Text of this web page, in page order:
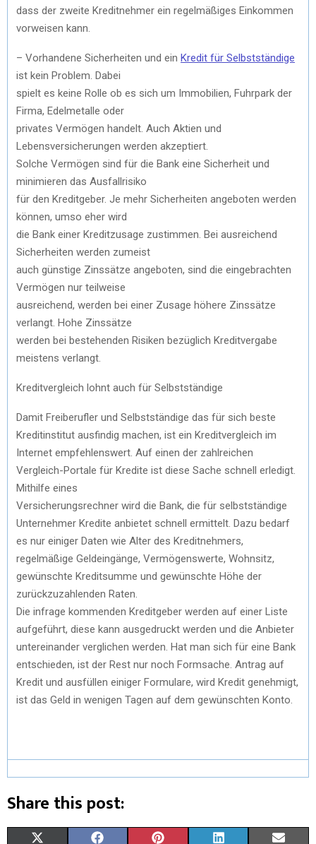
dass der zweite Kreditnehmer ein regelmäßiges Einkommen
vorweisen kann.
– Vorhandene Sicherheiten und ein Kredit für Selbstständige
ist kein Problem. Dabei
spielt es keine Rolle ob es sich um Immobilien, Fuhrpark der
Firma, Edelmetalle oder
privates Vermögen handelt. Auch Aktien und
Lebensversicherungen werden akzeptiert.
Solche Vermögen sind für die Bank eine Sicherheit und
minimieren das Ausfallrisiko
für den Kreditgeber. Je mehr Sicherheiten angeboten werden
können, umso eher wird
die Bank einer Kreditzusage zustimmen. Bei ausreichend
Sicherheiten werden zumeist
auch günstige Zinssätze angeboten, sind die eingebrachten
Vermögen nur teilweise
ausreichend, werden bei einer Zusage höhere Zinssätze
verlangt. Hohe Zinssätze
werden bei bestehenden Risiken bezüglich Kreditvergabe
meistens verlangt.
Kreditvergleich lohnt auch für Selbstständige
Damit Freiberufler und Selbstständige das für sich beste
Kreditinstitut ausfindig machen, ist ein Kreditvergleich im
Internet empfehlenswert. Auf einen der zahlreichen
Vergleich-Portale für Kredite ist diese Sache schnell erledigt.
Mithilfe eines
Versicherungsrechner wird die Bank, die für selbstständige
Unternehmer Kredite anbietet schnell ermittelt. Dazu bedarf
es nur einiger Daten wie Alter des Kreditnehmers,
regelmäßige Geldeingänge, Vermögenswerte, Wohnsitz,
gewünschte Kreditsumme und gewünschte Höhe der
zurückzuzahlenden Raten.
Die infrage kommenden Kreditgeber werden auf einer Liste
aufgeführt, diese kann ausgedruckt werden und die Anbieter
untereinander verglichen werden. Hat man sich für eine Bank
entschieden, ist der Rest nur noch Formsache. Antrag auf
Kredit und ausfüllen einiger Formulare, wird Kredit genehmigt,
ist das Geld in wenigen Tagen auf dem gewünschten Konto.
Share this post: